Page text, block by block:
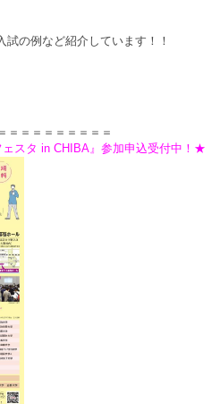
の例など紹介しています！！
＝＝＝＝＝＝＝＝＝
スタ in CHIBA』参加申込受付中！★